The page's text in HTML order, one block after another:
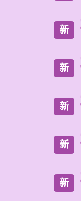
新
新
新
新
新